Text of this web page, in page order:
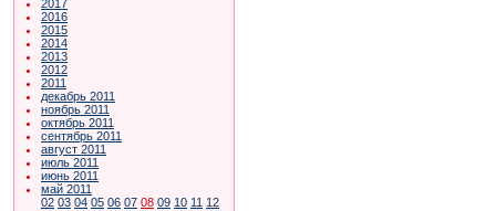
2017
2016
2015
2014
2013
2012
2011
декабрь 2011
ноябрь 2011
октябрь 2011
сентябрь 2011
август 2011
июль 2011
июнь 2011
май 2011
02 03 04 05 06 07 08 09 10 11 12